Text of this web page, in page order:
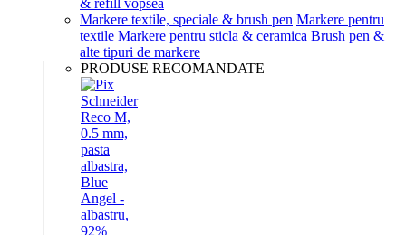
& refill vopsea
Markere textile, speciale & brush pen Markere pentru
textile Markere pentru sticla & ceramica Brush pen &
alte tipuri de markere
PRODUSE RECOMANDATE